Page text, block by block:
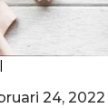
24, 2022